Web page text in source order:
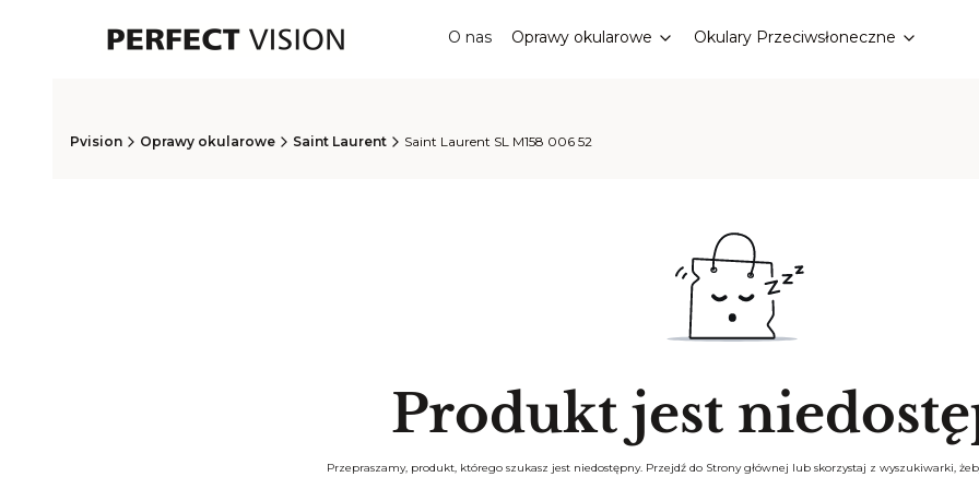
O nas Oprawy okularowe Okulary Przeciwsłoneczne
Pvision Oprawy okularowe Saint Laurent Saint Laurent SL M158 006 52
Produkt jest
Przepraszamy, produkt, którego szukasz jest niedostępny. Przejdź do Strony głównej lub skorzystaj z wyszukiwarki,